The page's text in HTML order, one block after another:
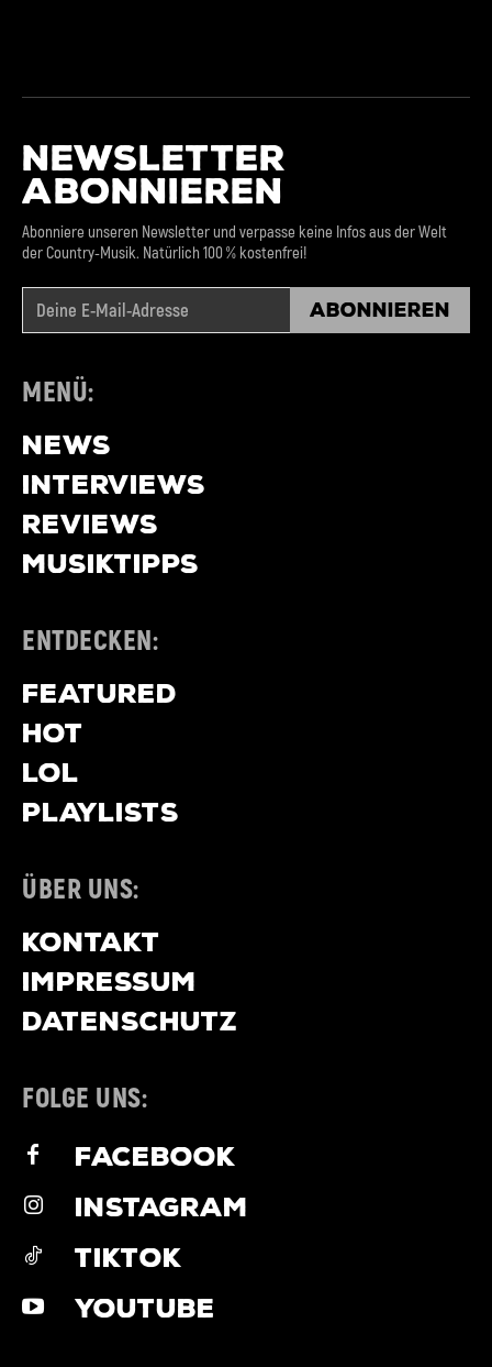
NEWSLETTER
ABONNIEREN
Abonniere unseren Newsletter und verpasse keine Infos aus der Welt
der Country-Musik. Natürlich 100 % kostenfrei!
Abonnieren
MENÜ:
NEWS
INTERVIEWS
REVIEWS
MUSIKTIPPS
ENTDECKEN:
FEATURED
HOT
LOL
PLAYLISTS
ÜBER UNS:
KONTAKT
IMPRESSUM
DATENSCHUTZ
FOLGE UNS:
FACEBOOK
INSTAGRAM
TIKTOK
YOUTUBE